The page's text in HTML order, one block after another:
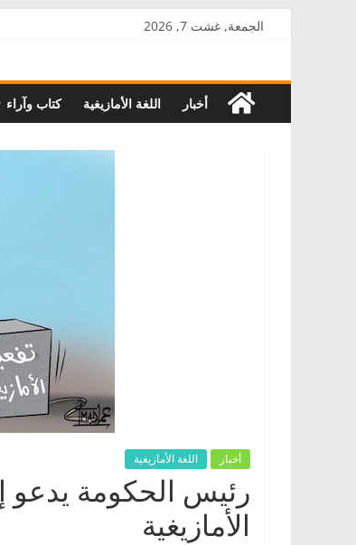
الجمعة, غشت 7, 2026
AkalPress
منبر
أخبار اللغة الأمازيغية كتاب وآراء
أخبار اللغة الأمازيغية
رئيس الحكومة يدعو
الأمازيغية